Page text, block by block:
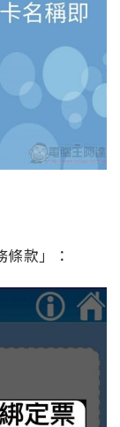
款」：